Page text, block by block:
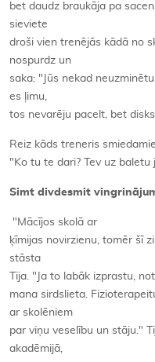
bet daudz braukāja pa
sieviete
droši vien trenējās kādā no
nospurdz un
saka: "Jūs nekad
es ļimu,
tos nevarēju pacelt, bet
Reiz kāds treneris
"Ko tu te dari? Tev uz baletu
Simt divdesmit
"Mācījos skolā ar
ķīmijas novirzienu, tomēr šī
stāsta
Tija. "Ja to labāk izprastu,
mana sirdslieta.
ar skolēniem
par viņu veselību un stāju."
akadēmijā,